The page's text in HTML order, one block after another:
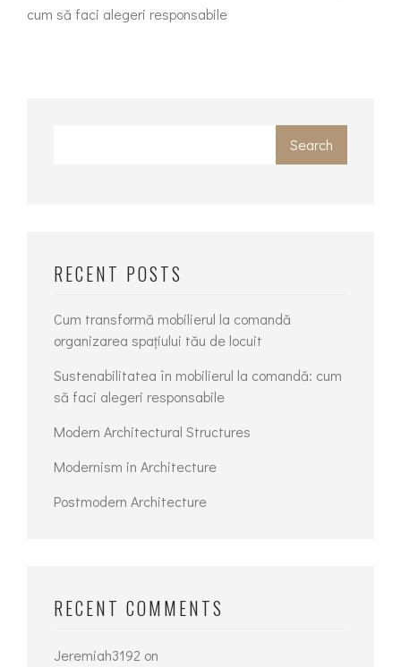
cum să faci alegeri responsabile
Search
RECENT POSTS
Cum transformă mobilierul la comandă
organizarea spațiului tău de locuit
Sustenabilitatea în mobilierul la comandă: cum
să faci alegeri responsabile
Modern Architectural Structures
Modernism in Architecture
Postmodern Architecture
RECENT COMMENTS
Jeremiah3192 on